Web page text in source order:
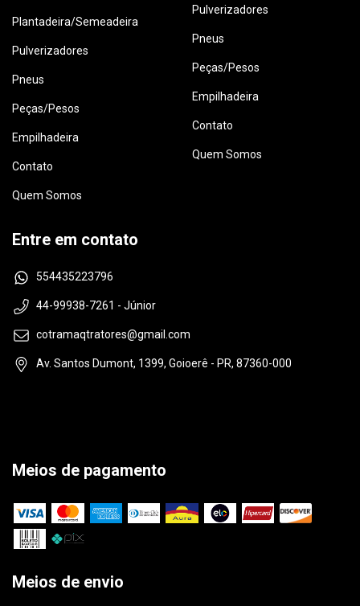
Plantadeira/Semeadeira
Pulverizadores
Pneus
Peças/Pesos
Empilhadeira
Contato
Quem Somos
Pulverizadores
Pneus
Peças/Pesos
Empilhadeira
Contato
Quem Somos
Entre em contato
554435223796
44-99938-7261 - Júnior
cotramaqtratores@gmail.com
Av. Santos Dumont, 1399, Goioerê - PR, 87360-000
Meios de pagamento
Meios de envio